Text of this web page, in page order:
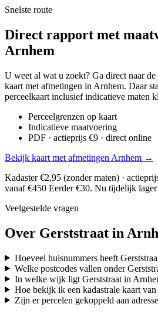
Snelste route
Direct rapport met
Arnhem
U weet al wat u zoekt? Ga direct naar
kaart met afmetingen in Arnhem. Daar
perceelkaart inclusief indicatieve maten
Perceelgrenzen op kaart
Indicatieve maatvoering
PDF · actieprijs €9 · direct online
Bekijk kaart met afmetingen Arnhem →
Kadaster €2,95 (zonder maten) ·
vanaf €450 Eerder €30. Nu tijdelijk lager
Veelgestelde vragen
Over Gerststraat in
Hoeveel huisnummers heeft
Welke postcodes vallen onder
In welke wijk ligt Gerststraat in
Hoe bekijk ik een kadastrale kaart
Zijn er percelen gekoppeld aan